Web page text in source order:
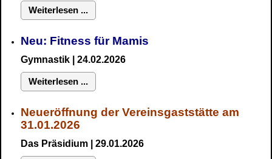
Weiterlesen ...
Neu: Fitness für Mamis
Gymnastik | 24.02.2026
Weiterlesen ...
Neueröffnung der Vereinsgaststätte am
31.01.2026
Das Präsidium | 29.01.2026